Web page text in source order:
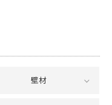
壁材